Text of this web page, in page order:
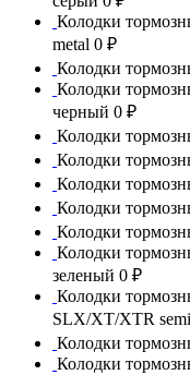
Колодки
metal 0 ₽
Колодки
Колодки
черный 0 ₽
Колодки
Колодки
Колодки
Колодки
Колодки
Колодки
зеленый 0 ₽
Колодки
SLX/XT/XTR
Колодки
Колодки